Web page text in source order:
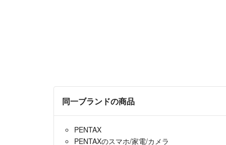
同一ブランドの商品
PENTAX
PENTAXのスマホ/家電/カメラ